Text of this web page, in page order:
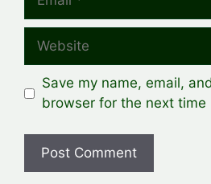
Website
Save my name, email,
browser for the next time